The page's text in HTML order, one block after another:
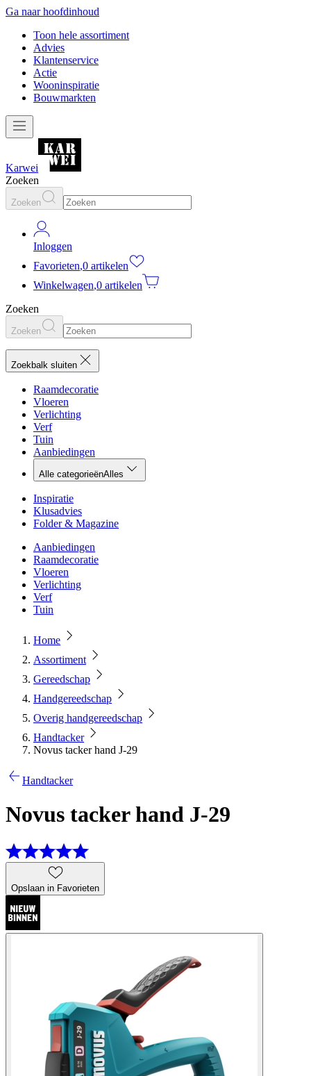
Ga naar hoofdinhoud
Toon hele assortiment
Advies
Klantenservice
Actie
Wooninspiratie
Bouwmarkten
Karwei
Zoeken
Zoeken
Inloggen
Favorieten,0 artikelen
Winkelwagen,0 artikelen
Zoeken
Zoeken
Zoekbalk sluiten
Raamdecoratie
Vloeren
Verlichting
Verf
Tuin
Aanbiedingen
Alle categorieënAlles
Inspiratie
Klusadvies
Folder & Magazine
Aanbiedingen
Raamdecoratie
Vloeren
Verlichting
Verf
Tuin
Home
Assortiment
Gereedschap
Handgereedschap
Overig handgereedschap
Handtacker
Novus tacker hand J-29
Handtacker
Novus tacker hand J-29
Opslaan in Favorieten